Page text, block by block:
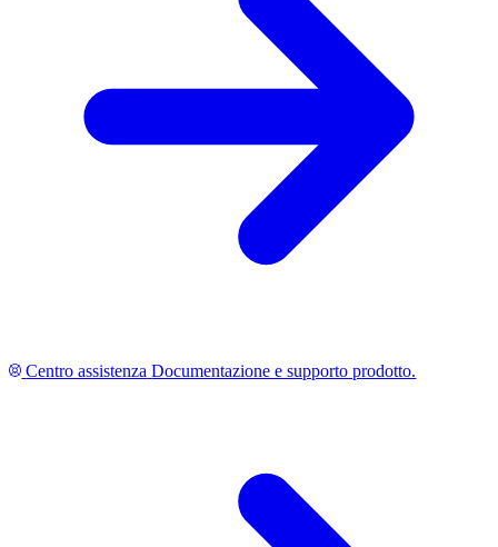
Centro assistenza Documentazione e supporto prodotto.